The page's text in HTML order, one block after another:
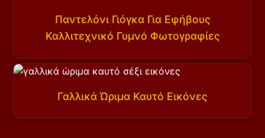
Παντελόνι Γιόγκα Για Εφήβους
Καλλιτεχνικό Γυμνό Φωτογραφίες
Γαλλικά Ώριμα Καυτό Εικόνες